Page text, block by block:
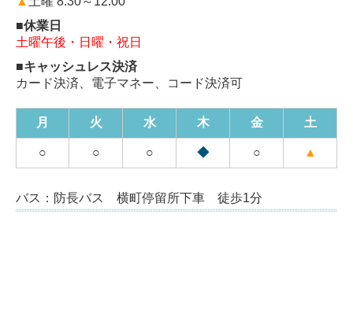
■休業日
土曜午後・日曜・祝日
■キャッシュレス決済
カード決済、電子マネー、コード決済可
月 火 水 木 金 土
○ ○ ○ ◆ ○ ▲
バス：防長バス 横町停留所下車 徒歩1分